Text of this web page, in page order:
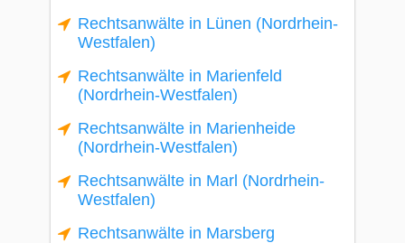
Rechtsanwälte in Lünen (Nordrhein-
Westfalen)
Rechtsanwälte in Marienfeld
(Nordrhein-Westfalen)
Rechtsanwälte in Marienheide
(Nordrhein-Westfalen)
Rechtsanwälte in Marl (Nordrhein-
Westfalen)
Rechtsanwälte in Marsberg